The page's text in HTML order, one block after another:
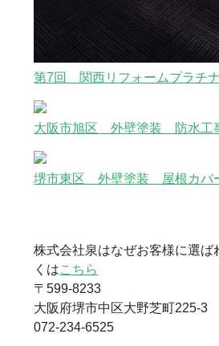
第7回 関西リフォームプラチ
大阪市旭区 外壁塗装 防水工
堺市東区 外壁塗装 屋根カバ
株式会社泉はなぜお客様に選ば
くはこちら
〒599-8233
大阪府堺市中区大野芝町225-3
072-234-6525